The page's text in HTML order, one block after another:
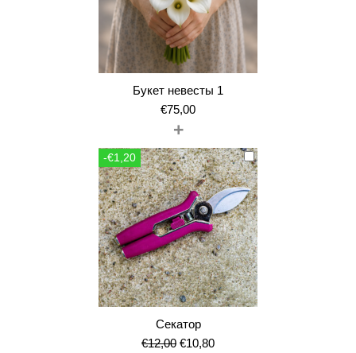
Букет невесты 1
€75,00
+
-€1,20
Секатор
€12,00 Первоначальная
€10,80Текущая